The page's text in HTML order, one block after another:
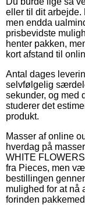
eller til dit arbejde.
men endda
prisbevidste
henter pakken,
kort afstand til
Antal dages
selvfølgelig
sekunder, og med
studerer det
produkt.
Masser af online
hverdag på
WHITE
fra Pieces, men
bestillingen
mulighed for at nå
forinden